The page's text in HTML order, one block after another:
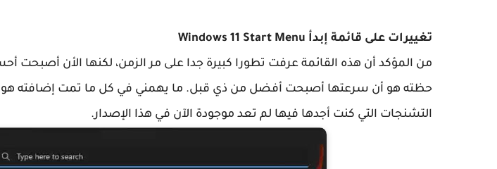
تغييرات على قائمة إبدأ Windows 11 Start Menu
من المؤكد أن هذه القائمة عرفت تطورا كبيرة جدا على مر الزمن، لكنها الأن أصبحت
حظته هو أن سرعتها أصبحت أفضل من ذي قبل. ما يهمني في كل ما تمت إضافته هو
التشنجات التي كنت أجدها فيها لم تعد موجودة الآن في هذا الإصدار.